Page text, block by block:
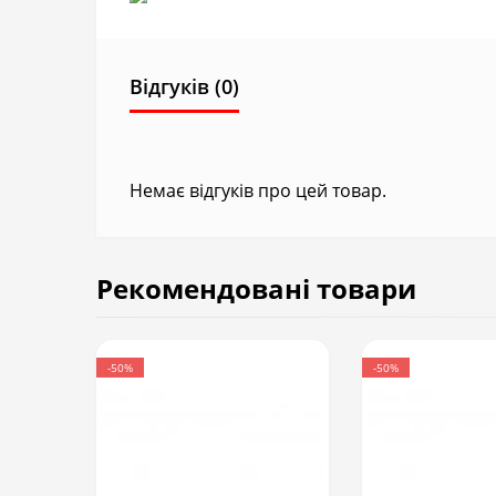
Відгуків (0)
Немає відгуків про цей товар.
Рекомендовані товари
-50% -50%